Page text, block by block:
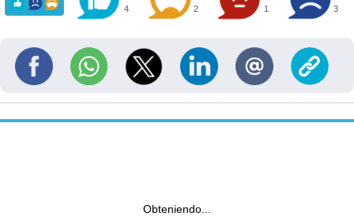
4 2 1 3
Obteniendo...